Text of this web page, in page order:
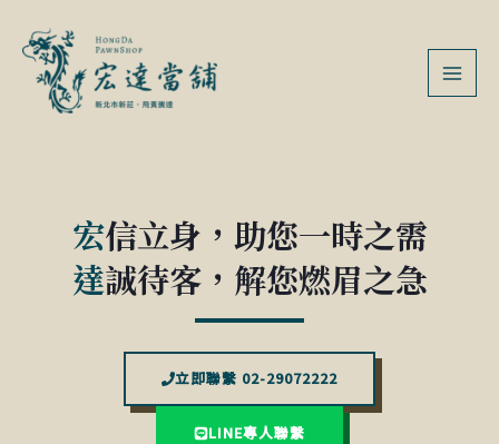
宏信立身，助您一時之需
達誠待客，解您燃眉之急
立即聯繫 02-29072222
LINE專人聯繫